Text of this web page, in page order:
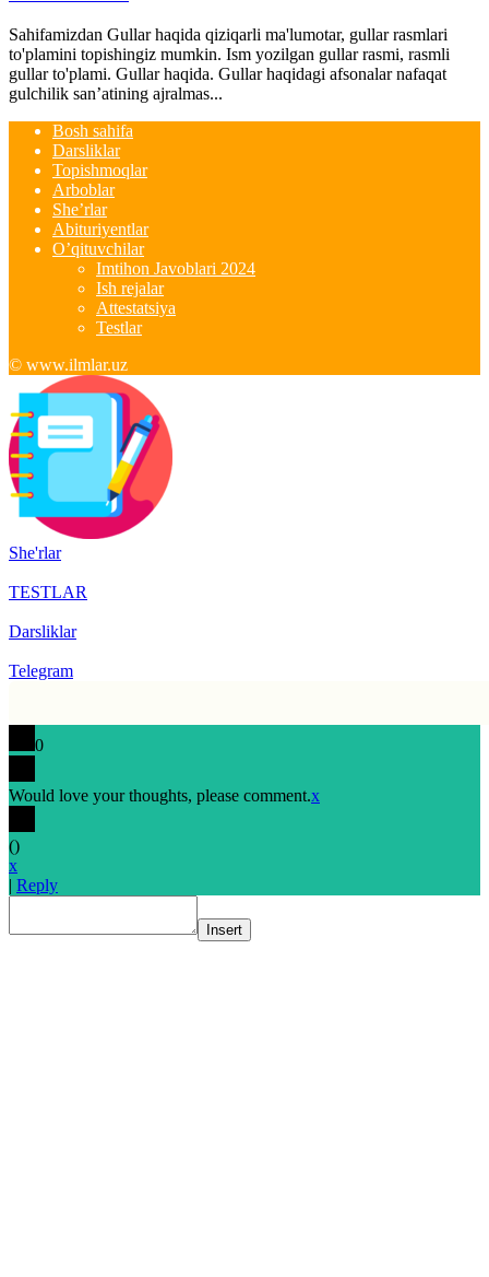
Sahifamizdan Gullar haqida qiziqarli ma'lumotar, gullar rasmlari
to'plamini topishingiz mumkin. Ism yozilgan gullar rasmi, rasmli
gullar to'plami. Gullar haqida. Gullar haqidagi afsonalar nafaqat
gulchilik san’atining ajralmas...
Bosh sahifa
Darsliklar
Topishmoqlar
Arboblar
She’rlar
Abituriyentlar
O’qituvchilar
Imtihon Javoblari 2024
Ish rejalar
Attestatsiya
Testlar
© www.ilmlar.uz
She'rlar
TESTLAR
Darsliklar
Telegram
0
Would love your thoughts, please comment.x
()
x
| Reply
Insert